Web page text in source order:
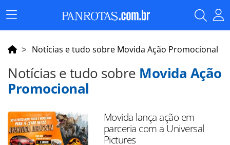
Menu
Principal
Notícias e tudo sobre Movida Ação Promocional
Notícias e tudo sobre Movida Ação
Promocional
Movida lança ação em
parceria com a Universal
Pictures